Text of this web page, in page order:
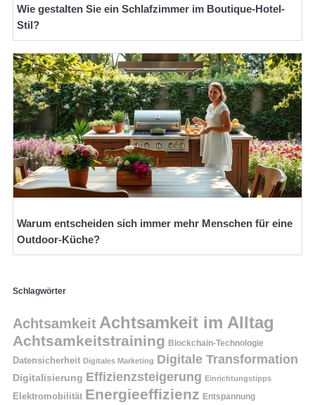
Wie gestalten Sie ein Schlafzimmer im Boutique-Hotel-
Stil?
Warum entscheiden sich immer mehr Menschen für eine
Outdoor-Küche?
Schlagwörter
Achtsamkeit Achtsamkeit im Alltag
Achtsamkeitstraining Blockchain-Technologie
Datensicherheit Digitales Marketing Digitale Transformation
Digitalisierung Effizienzsteigerung Einrichtungstipps
Elektromobilität Energieeffizienz Entspannung